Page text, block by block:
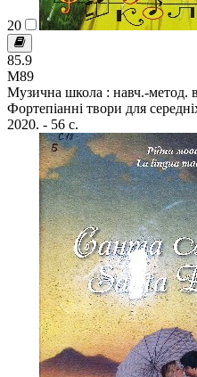
20
85.9
М89
Музична школа : навч.-метод.
Фортепіанні твори для
2020. - 56 с.